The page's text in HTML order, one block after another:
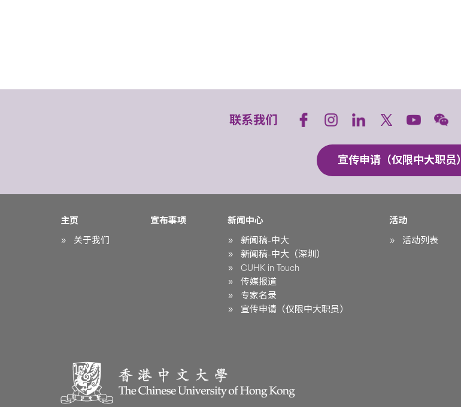
联系我们
宣传申请（仅限中大职员）
主页
关于我们
宣布事项
新闻中心
新闻稿-中大
新闻稿-中大（深圳）
CUHK in Touch
传媒报道
专家名录
宣传申请（仅限中大职员）
活动
活动列表